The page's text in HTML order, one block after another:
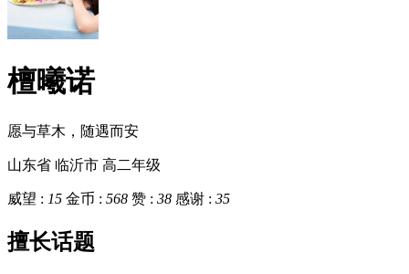
檀曦诺
愿与草木，随遇而安
山东省 临沂市 高二年级
威望 : 15 金币 : 568 赞 : 38 感谢 : 35
擅长话题